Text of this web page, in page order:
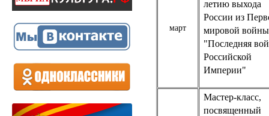
март
летию выхода
России из
мировой войны
"Последняя
Российской
Империи"
Мастер-класс,
посвященный